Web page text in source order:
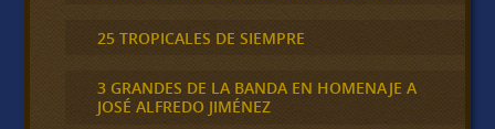
25 TROPICALES DE SIEMPRE
3 GRANDES DE LA BANDA EN HOMENAJE A
JOSÉ ALFREDO JIMÉNEZ